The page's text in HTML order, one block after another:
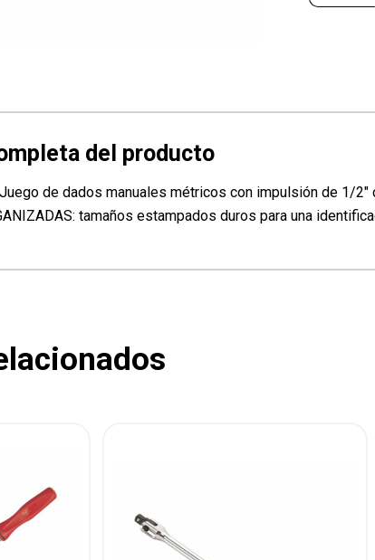
Juego de dados manuales métricos con impulsión de 1/
tamaños estampados duros para una